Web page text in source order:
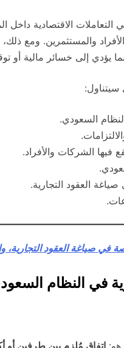
الاقتصادية داخل
والمستثمرين. ومع
يؤدي إلى خسائر مالية أو
سيتناول:
السعودي.
فيها الشركات والأفراد.
العقود التجارية.
في صياغة العقود
في النظام
هو: اتفاق مُلزم بين طرفين أو